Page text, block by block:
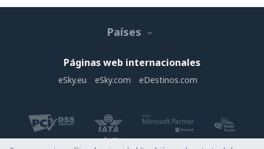
Países
Páginas web internacionales
eSky.eu eSky.com eDestinos.com